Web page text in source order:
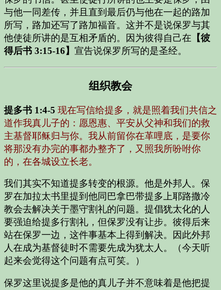
与他一同差传，并且直到最后仍与他在一起的路加
所写，路加还写了路加福音。这并不是说保罗与其
他使徒所讲的是互相矛盾的。因为彼得自己在 【彼
得后书 3:15-16】 宣告说保罗所写的是圣经。
组织教会
提多书 1:4-5 现在写信给提多，就是照着我们共信之
道作我真儿子的：愿恩惠、平安从父神和我们的救
主基督耶稣归与你。我从前留你在革哩底，是要你
将那没有办完的事都办整齐了，又照我所吩咐你
的，在各城设立长老。
我们其实不知道提多转变的根源。他是外邦人。保
罗在加拉太书里提到他同巴拿巴带提多上耶路撒冷
教会去解决关于墨守割礼的问题。提倡犹太化的人
要强迫给提多行割礼，但保罗没有让步。彼得后来
站在保罗一边，这件事基本上得到解决。因此外邦
人在成为基督徒时不需要先成为犹太人。（今天听
起来会觉得这个问题有点可笑。）
保罗这里说提多是他的真儿子并不意味着是他把提